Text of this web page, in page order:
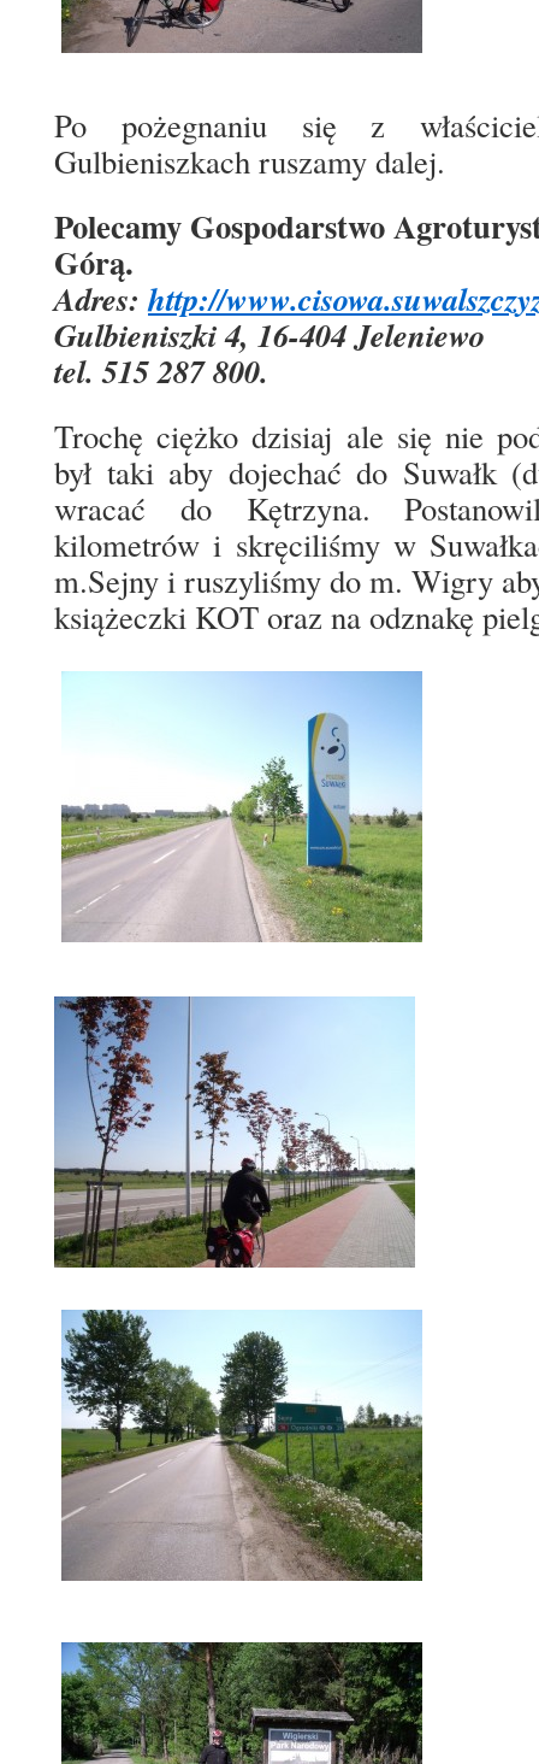
Po pożegnaniu się z
Gulbieniszkach ruszamy dalej.
Polecamy Gospodarstwo
Górą.
Adres:http://
Gulbieniszki 4, 16-404 Jeleniewo
tel. 515 287 800.
Trochę ciężko dzisiaj ale się nie
był taki aby dojechać do Suwałk
wracać do Kętrzyna.
kilometrów i skręciliśmy w
m.Sejny i ruszyliśmy do m. Wigry
książeczki KOT oraz na odznakę